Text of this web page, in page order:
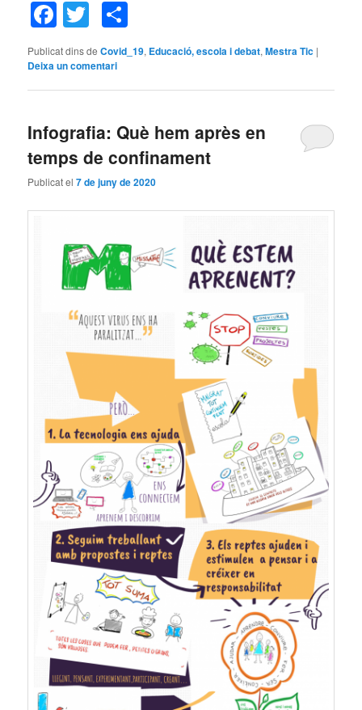
Facebook
Twitter
Publicat dins de Covid_19, Educació, escola i debat,Mestra Tic |
Deixa un comentari
Infografia: Què hem après en
temps de confinament
Publicat el7 de juny de 2020